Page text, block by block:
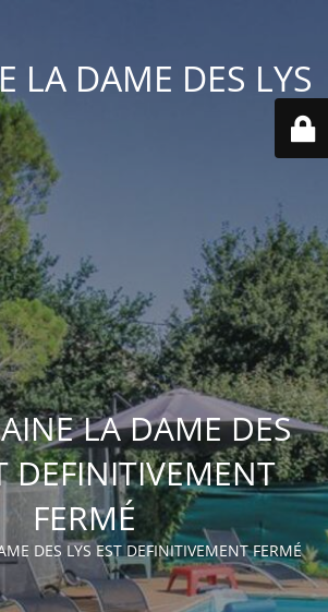
LA DAME DES LYS
LA DAME DES
DEFINITIVEMENT
FERMÉ
DES LYS EST DEFINITIVEMENT FERMÉ